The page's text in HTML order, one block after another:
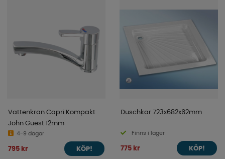
Vattenkran Capri Kompakt
John Guest 12mm
4-9 dagar
795 kr KÖP!
Duschkar 723x682x62mm
Finns i lager
775 kr KÖP!